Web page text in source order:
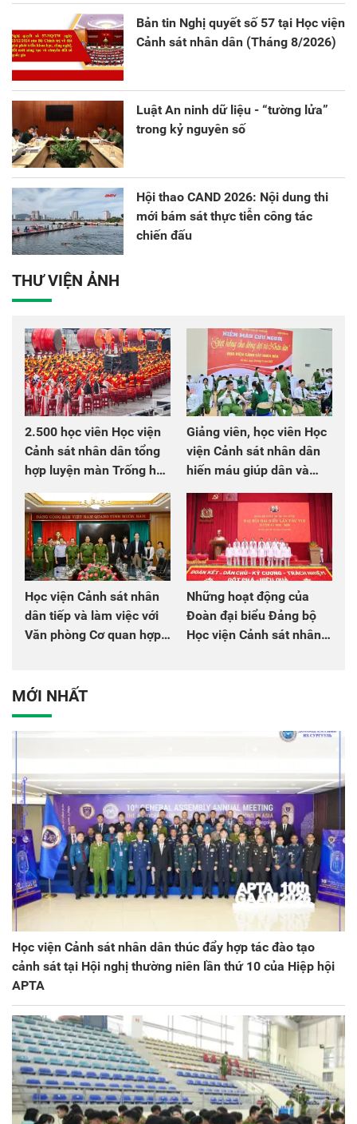
Bản tin Nghị quyết số 57 tại Học viện
Cảnh sát nhân dân (Tháng 8/2026)
Luật An ninh dữ liệu - “tường lửa”
trong kỷ nguyên số
Hội thao CAND 2026: Nội dung thi
mới bám sát thực tiễn công tác
chiến đấu
THƯ VIỆN ẢNH
2.500 học viên Học viện
Cảnh sát nhân dân tổng
hợp luyện màn Trống hội
chào mừng Đại hội Đảng
Giảng viên, học viên Học
viện Cảnh sát nhân dân
hiến máu giúp dân và
đồng đội
Học viện Cảnh sát nhân
dân tiếp và làm việc với
Văn phòng Cơ quan hợp
Những hoạt động của
Đoàn đại biểu Đảng bộ
Học viện Cảnh sát nhân
MỚI NHẤT
Học viện Cảnh sát nhân dân thúc đẩy hợp tác đào tạo
cảnh sát tại Hội nghị thường niên lần thứ 10 của Hiệp hội
APTA